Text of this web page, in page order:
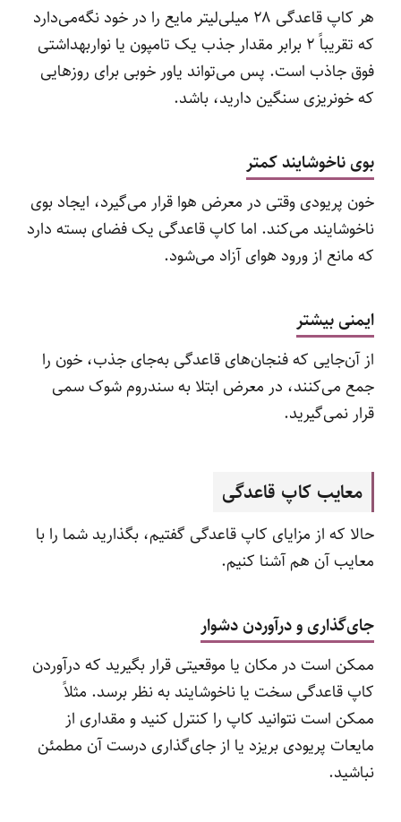
هر کاپ قاعدگی ۲۸ میلی‌لیتر مایع را در خود نگه‌می‌دارد
که تقریباً ۲ برابر مقدار جذب یک تامپون یا نواربهداشتی
فوق جاذب است. پس می‌تواند یاور خوبی برای روزهایی
که خونریزی سنگین دارید، باشد.
بوی ناخوشایند کمتر
خون پریودی وقتی در معرض هوا قرار می‌گیرد، ایجاد بوی
ناخوشایند می‌کند. اما کاپ قاعدگی یک فضای بسته دارد
که مانع از ورود هوای آزاد می‌شود.
ایمنی بیشتر
از آن‌جایی که فنجان‌های قاعدگی به‌جای جذب، خون را
جمع می‌کنند، در معرض ابتلا به سندروم شوک سمی
قرار نمی‌گیرید.
معایب کاپ قاعدگی
حالا که از مزایای کاپ قاعدگی گفتیم، بگذارید شما را با
معایب آن هم آشنا کنیم.
جای‌گذاری و درآوردن دشوار
ممکن است در مکان یا موقعیتی قرار بگیرید که درآوردن
کاپ قاعدگی سخت یا ناخوشایند به نظر برسد. مثلاً
ممکن است نتوانید کاپ را کنترل کنید و مقداری از
مایعات پریودی بریزد یا از جای‌گذاری درست آن مطمئن
نباشید.